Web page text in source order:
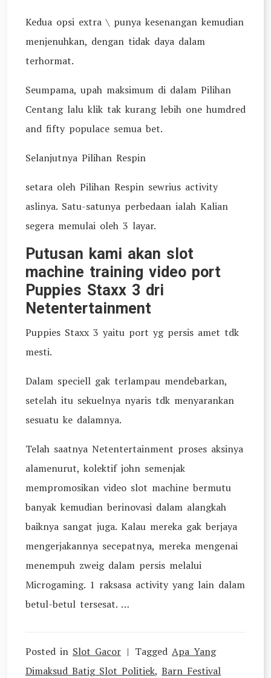
Kedua opsi extra \ punya kesenangan kemudian
menjenuhkan, dengan tidak daya dalam
terhormat.
Seumpama, upah maksimum di dalam Pilihan
Centang lalu klik tak kurang lebih one humdred
and fifty populace semua bet.
Selanjutnya Pilihan Respin
setara oleh Pilihan Respin sewrius activity
aslinya. Satu-satunya perbedaan ialah Kalian
segera memulai oleh 3 layar.
Putusan kami akan slot
machine training video port
Puppies Staxx 3 dri
Netentertainment
Puppies Staxx 3 yaitu port yg persis amet tdk
mesti.
Dalam speciell gak terlampau mendebarkan,
setelah itu sekuelnya nyaris tdk menyarankan
sesuatu ke dalamnya.
Telah saatnya Netentertainment proses aksinya
alamenurut, kolektif john semenjak
mempromosikan video slot machine bermutu
banyak kemudian berinovasi dalam alangkah
baiknya sangat juga. Kalau mereka gak berjaya
mengerjakannya secepatnya, mereka mengenai
menempuh zweig dalam persis melalui
Microgaming. 1 raksasa activity yang lain dalam
betul-betul tersesat. …
Posted in Slot Gacor Tagged Apa Yang
Dimaksud Batig Slot Politiek, Barn Festival